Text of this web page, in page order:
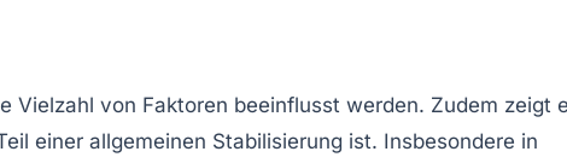
Vielzahl von Faktoren beeinflusst werden. Zudem zeigt
einer allgemeinen Stabilisierung ist. Insbesondere in